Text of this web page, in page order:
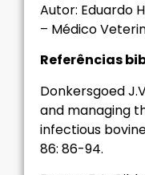
Autor: Eduardo
– Médico
Referências
Donkersgoed
and managing
infectious
86: 86-94.